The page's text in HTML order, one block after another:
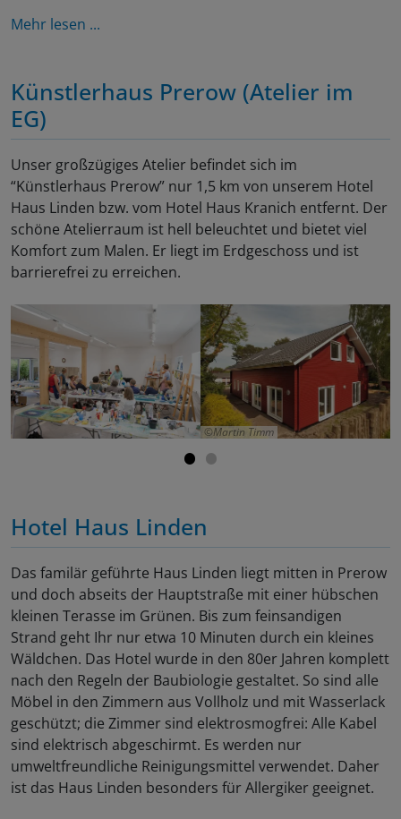
Mehr lesen ...
Künstlerhaus Prerow (Atelier im
EG)
Unser großzügiges Atelier befindet sich im
“Künstlerhaus Prerow” nur 1,5 km von unserem Hotel
Haus Linden bzw. vom Hotel Haus Kranich entfernt. Der
schöne Atelierraum ist hell beleuchtet und bietet viel
Komfort zum Malen. Er liegt im Erdgeschoss und ist
barrierefrei zu erreichen.
Martin Timm
Hotel Haus Linden
Das familär geführte Haus Linden liegt mitten in Prerow
und doch abseits der Hauptstraße mit einer hübschen
kleinen Terasse im Grünen. Bis zum feinsandigen
Strand geht Ihr nur etwa 10 Minuten durch ein kleines
Wäldchen. Das Hotel wurde in den 80er Jahren komplett
nach den Regeln der Baubiologie gestaltet. So sind alle
Möbel in den Zimmern aus Vollholz und mit Wasserlack
geschützt; die Zimmer sind elektrosmogfrei: Alle Kabel
sind elektrisch abgeschirmt. Es werden nur
umweltfreundliche Reinigungsmittel verwendet. Daher
ist das Haus Linden besonders für Allergiker geeignet.